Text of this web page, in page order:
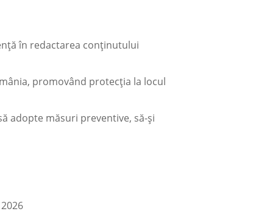
în redactarea conținutului
promovând protecția la locul
adopte măsuri preventive, să-și